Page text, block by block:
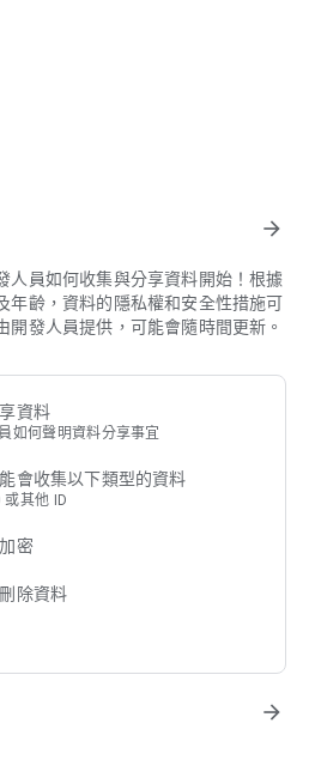
(註冊、實名委任使用)
使用經破解（如root/JB)之行動裝
軟體。
APP適用Android 5.0(含)以上的作
括：
arrow_forward
人員如何收集與分享資料開始！根據
年齡，資料的隱私權和安全性措施可
開發人員提供，可能會隨時間更新。
資料
如何聲明資料分享事宜
會收集以下類型的資料
或其他 ID
密
除資料
arrow_forward